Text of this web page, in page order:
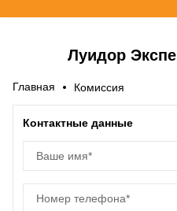
Луидор
Главная Комиссия
Контактные данные